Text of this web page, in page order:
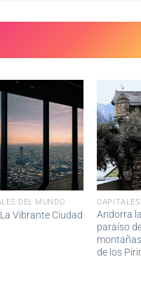
DEL MUNDO
Vibrante Ciudad
Andorra
paraíso
de los